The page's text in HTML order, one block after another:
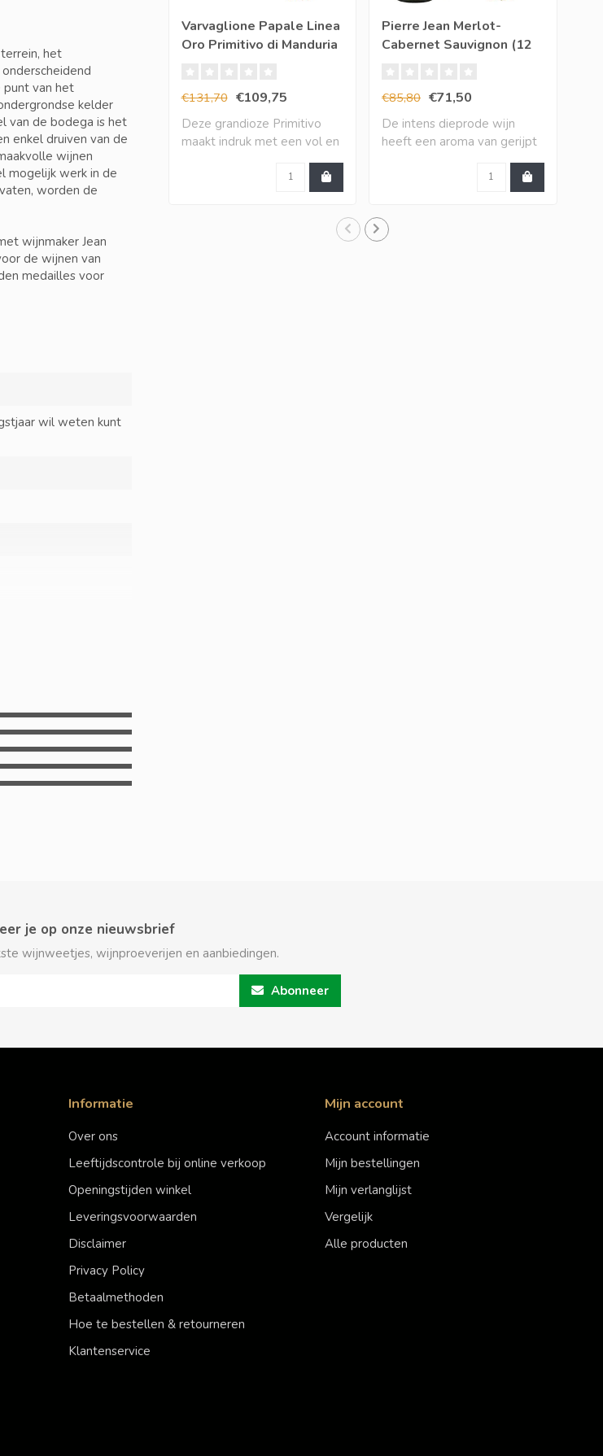
het
punt van het
kelder
van de bodega is het
enkel druiven van de
wijnen
mogelijk werk in de
worden de
wijnmaker Jean
de wijnen van
medailles voor
wil weten kunt
Varvaglione Papale Linea
Oro Primitivo di Manduria
€131,70 €109,75
Deze grandioze Primitivo
maakt indruk met een vol en
Pierre Jean Merlot-
Cabernet Sauvignon (12
€85,80 €71,50
De intens dieprode wijn
heeft een aroma van gerijpt
je op onze nieuwsbrief
wijnweetjes, wijnproeverijen en aanbiedingen.
Abonneer
Informatie
Over ons
Leeftijdscontrole bij online verkoop
Openingstijden winkel
Leveringsvoorwaarden
Disclaimer
Privacy Policy
Betaalmethoden
Hoe te bestellen & retourneren
Klantenservice
Mijn account
Account informatie
Mijn bestellingen
Mijn verlanglijst
Vergelijk
Alle producten